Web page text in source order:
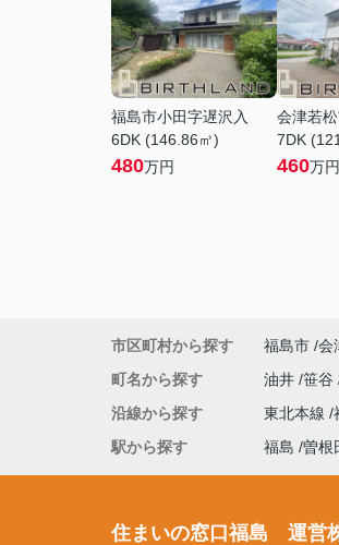
福島市小田字遅沢入
6DK (146.86㎡)
480万円
会津若
7DK
460万円
市区町村から探す 福島市 会
町名から探す
油井 笹谷
沿線から探す
東北本線
駅から探す
福島 曽根
住まいの窓口福島 運営